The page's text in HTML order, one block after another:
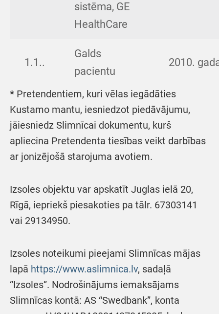
sistēma, GE
HealthCare
1.1..
Galds
pacientu
2010.
* Pretendentiem, kuri vēlas iegādāties
Kustamo mantu, iesniedzot piedāvājumu,
jāiesniedz Slimnīcai dokumentu, kurš
apliecina Pretendenta tiesības veikt darbības
ar jonizējošā starojuma avotiem.
Izsoles objektu var apskatīt Juglas ielā 20,
Rīgā, iepriekš piesakoties pa tālr. 67303141
vai 29134950.
Izsoles noteikumi pieejami Slimnīcas mājas
lapā https://www.aslimnica.lv, sadaļā
“Izsoles”. Nodrošinājums iemaksājams
Slimnīcas kontā: AS “Swedbank”, konta